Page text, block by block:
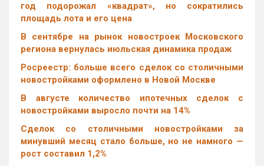
год подорожал «квадрат», но сократились
площадь лота и его цена
В сентябре на рынок новостроек Московского
региона вернулась июльская динамика продаж
Росреестр: больше всего сделок со столичными
новостройками оформлено в Новой Москве
В августе количество ипотечных сделок с
новостройками выросло почти на 14%
Cделок со столичными новостройками за
минувший месяц стало больше, но не намного —
рост составил 1,2%